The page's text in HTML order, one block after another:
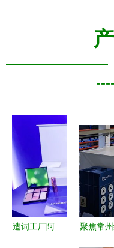
造词工厂阿
聚焦常